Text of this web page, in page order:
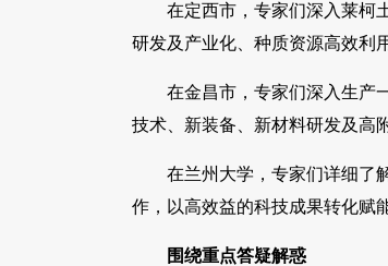
在定西市，专家们深入莱柯
研发及产业化、种质资源高效利
在金昌市，专家们深入生产
技术、新装备、新材料研发及高
在兰州大学，专家们详细了
作，以高效益的科技成果转化赋
围绕重点答疑解惑